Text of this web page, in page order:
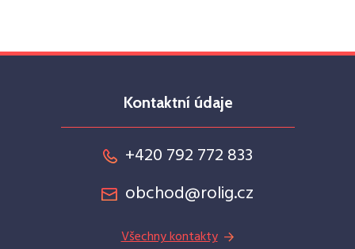
Kontaktní údaje
+420 792 772 833
obchod@rolig.cz
Všechny kontakty